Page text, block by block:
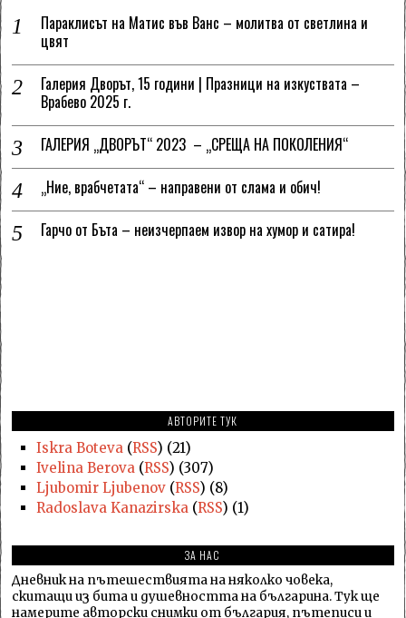
Параклисът на Матис във Ванс – молитва от светлина и
цвят
Галерия Дворът, 15 години | Празници на изкуствата –
Врабево 2025 г.
ГАЛЕРИЯ „ДВОРЪТ“ 2023 – „СРЕЩА НА ПОКОЛЕНИЯ“
„Ние, врабчетата“ – направени от слама и обич!
Гарчо от Бъта – неизчерпаем извор на хумор и сатира!
АВТОРИТЕ ТУК
Iskra Boteva(RSS) (21)
Ivelina Berova(RSS) (307)
Ljubomir Ljubenov(RSS) (8)
Radoslava Kanazirska(RSS) (1)
ЗА НАС
Дневник на пътешествията на няколко човека,
скитащи из бита и душевността на българина. Тук ще
намерите авторски снимки от българия, пътеписи и